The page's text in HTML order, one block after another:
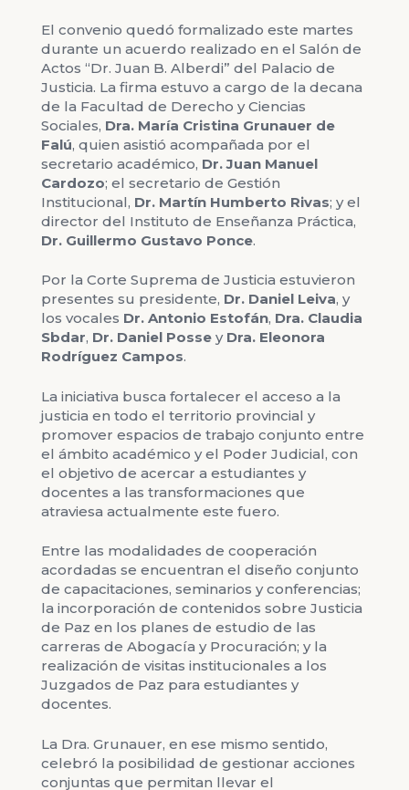
El convenio quedó formalizado este martes
durante un acuerdo realizado en el Salón de
Actos “Dr. Juan B. Alberdi” del Palacio de
Justicia. La firma estuvo a cargo de la decana
de la Facultad de Derecho y Ciencias
Sociales, Dra. María Cristina Grunauer de
Falú, quien asistió acompañada por el
secretario académico, Dr. Juan Manuel
Cardozo; el secretario de Gestión
Institucional, Dr. Martín Humberto Rivas; y el
director del Instituto de Enseñanza Práctica,
Dr. Guillermo Gustavo Ponce.
Por la Corte Suprema de Justicia estuvieron
presentes su presidente, Dr. Daniel Leiva, y
los vocales Dr. Antonio Estofán, Dra. Claudia
Sbdar, Dr. Daniel Posse y Dra. Eleonora
Rodríguez Campos.
La iniciativa busca fortalecer el acceso a la
justicia en todo el territorio provincial y
promover espacios de trabajo conjunto entre
el ámbito académico y el Poder Judicial, con
el objetivo de acercar a estudiantes y
docentes a las transformaciones que
atraviesa actualmente este fuero.
Entre las modalidades de cooperación
acordadas se encuentran el diseño conjunto
de capacitaciones, seminarios y conferencias;
la incorporación de contenidos sobre Justicia
de Paz en los planes de estudio de las
carreras de Abogacía y Procuración; y la
realización de visitas institucionales a los
Juzgados de Paz para estudiantes y
docentes.
La Dra. Grunauer, en ese mismo sentido,
celebró la posibilidad de gestionar acciones
conjuntas que permitan llevar el